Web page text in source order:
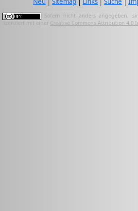
Sofern nicht anders angegeben,
lizenziert mit einer Creative Commons Attribution 4.0